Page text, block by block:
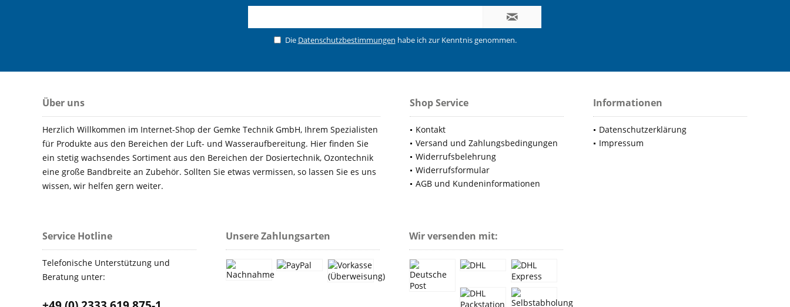
Die Datenschutzbestimmungen habe ich zur Kenntnis genommen.
Über uns
Herzlich Willkommen im Internet-Shop der Gemke Technik GmbH, Ihrem Spezialisten
für Produkte aus den Bereichen der Luft- und Wasseraufbereitung. Hier finden Sie
ein stetig wachsendes Sortiment aus den Bereichen der Dosiertechnik, Ozontechnik
eine große Bandbreite an Zubehör. Sollten Sie etwas vermissen, so lassen Sie es uns
wissen, wir helfen gern weiter.
Shop Service
Kontakt
Versand und Zahlungsbedingungen
Widerrufsbelehrung
Widerrufsformular
AGB und Kundeninformationen
Informationen
Datenschutzerklärung
Impressum
Service Hotline
Telefonische Unterstützung und
Beratung unter:
Unsere Zahlungsarten Wir versenden mit: